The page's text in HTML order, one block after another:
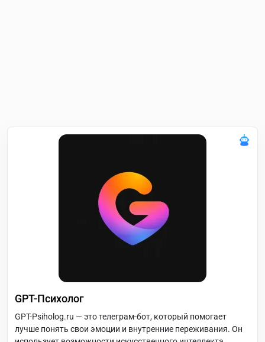
GPT-Психолог
GPT-Psiholog.ru — это телеграм-бот, который помогает
лучше понять свои эмоции и внутренние переживания. Он